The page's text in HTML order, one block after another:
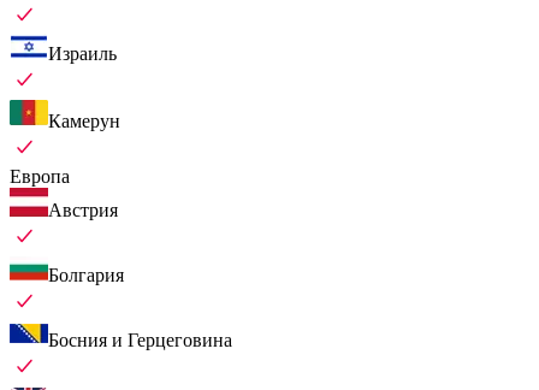
Израиль
Камерун
Европа
Австрия
Болгария
Босния и Герцеговина